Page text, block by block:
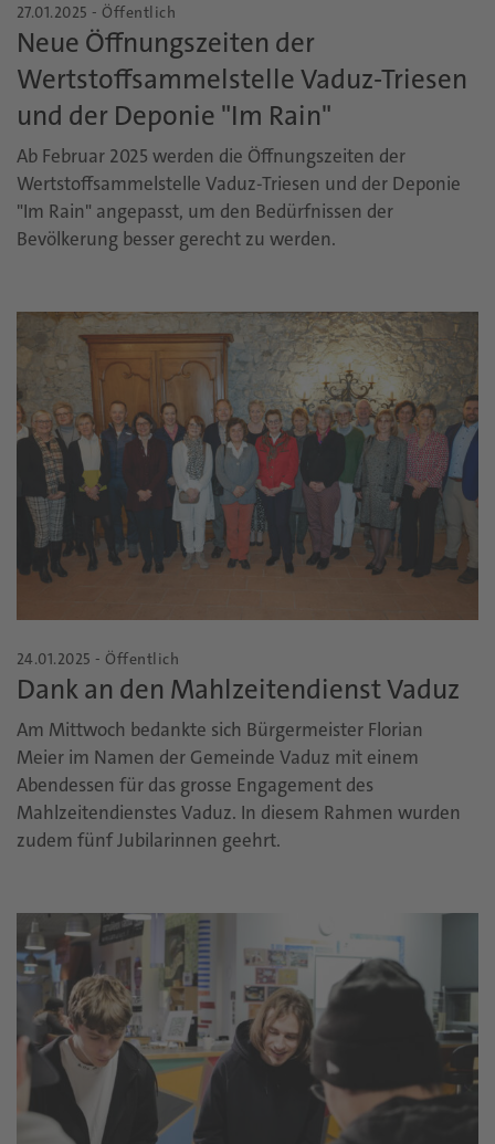
27.01.2025 - Öffentlich
Neue Öffnungszeiten der
Wertstoffsammelstelle Vaduz-Triesen
und der Deponie "Im Rain"
Ab Februar 2025 werden die Öffnungszeiten der
Wertstoffsammelstelle Vaduz-Triesen und der Deponie
"Im Rain" angepasst, um den Bedürfnissen der
Bevölkerung besser gerecht zu werden.
24.01.2025 - Öffentlich
Dank an den Mahlzeitendienst Vaduz
Am Mittwoch bedankte sich Bürgermeister Florian
Meier im Namen der Gemeinde Vaduz mit einem
Abendessen für das grosse Engagement des
Mahlzeitendienstes Vaduz. In diesem Rahmen wurden
zudem fünf Jubilarinnen geehrt.